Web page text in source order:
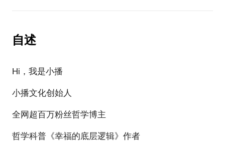
【这次交流，你将获得】
1、分享我的自媒体文章写作和策划经验。
2、分享我的音频制作和运营经验。
3、分享我的短视频拍摄、后期制作，以及短视频内容
策划和运营经验。
书等平台签约作者
期待与你分享交流，希望对你有启发。
【这次交流，你将获得】
哲学科普《幸福的底层逻辑》作者
专栏《哲学与人生》《批判性思维》《王阳明心学思
自述
Hi，我是小播
小播文化创始人
全网超百万粉丝哲学博主
哲学科普《幸福的底层逻辑》作者